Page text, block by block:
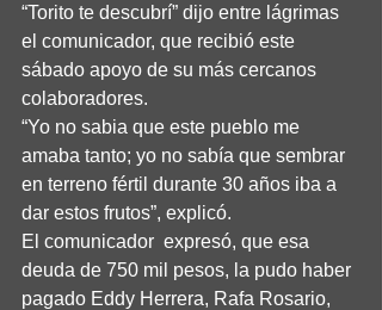
“Torito te descubrí” dijo entre lágrimas
el comunicador, que recibió este
sábado apoyo de su más cercanos
colaboradores.
“Yo no sabia que este pueblo me
amaba tanto; yo no sabía que sembrar
en terreno fértil durante 30 años iba a
dar estos frutos”, explicó.
El comunicador  expresó, que esa
deuda de 750 mil pesos, la pudo haber
pagado Eddy Herrera, Rafa Rosario,